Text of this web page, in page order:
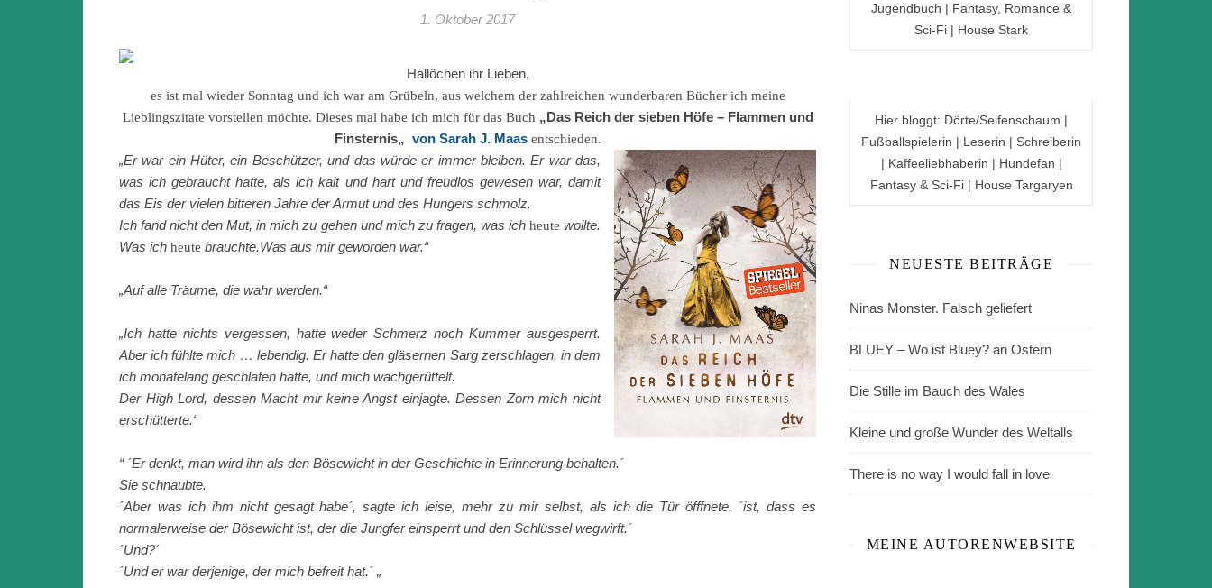
1. Oktober 2017
Hallöchen ihr Lieben,
es ist mal wieder Sonntag und ich war am Grübeln, aus welchem der zahlreichen wunderbaren Bücher ich meine
Lieblingszitate vorstellen möchte. Dieses mal habe ich mich für das Buch „Das Reich der sieben Höfe – Flammen und
Finsternis„ von Sarah J. Maas entschieden.
„Er war ein Hüter, ein Beschützer, und das würde er immer bleiben. Er war das,
was ich gebraucht hatte, als ich kalt und hart und freudlos gewesen war, damit
das Eis der vielen bitteren Jahre der Armut und des Hungers schmolz.
Ich fand nicht den Mut, in mich zu gehen und mich zu fragen, was ich heute wollte.
Was ich heute brauchte.Was aus mir geworden war.“
„Auf alle Träume, die wahr werden.“
„Ich hatte nichts vergessen, hatte weder Schmerz noch Kummer ausgesperrt.
Aber ich fühlte mich … lebendig. Er hatte den gläsernen Sarg zerschlagen, in dem
ich monatelang geschlafen hatte, und mich wachgerüttelt.
Der High Lord, dessen Macht mir keine Angst einjagte. Dessen Zorn mich nicht
erschütterte.“
“ ´Er denkt, man wird ihn als den Bösewicht in der Geschichte in Erinnerung behalten.´
Sie schnaubte.
´Aber was ich ihm nicht gesagt habe´, sagte ich leise, mehr zu mir selbst, als ich die Tür öfffnete, ´ist, dass es
normalerweise der Bösewicht ist, der die Jungfer einsperrt und den Schlüssel wegwirft.´
´Und?´
´Und er war derjenige, der mich befreit hat.´ „
Jugendbuch | Fantasy, Romance &
Sci-Fi | House Stark
Hier bloggt: Dörte/Seifenschaum |
Fußballspielerin | Leserin | Schreiberin
| Kaffeeliebhaberin | Hundefan |
Fantasy & Sci-Fi | House Targaryen
NEUESTE BEITRÄGE
Ninas Monster. Falsch geliefert
BLUEY – Wo ist Bluey? an Ostern
Die Stille im Bauch des Wales
Kleine und große Wunder des Weltalls
There is no way I would fall in love
MEINE AUTORENWEBSITE